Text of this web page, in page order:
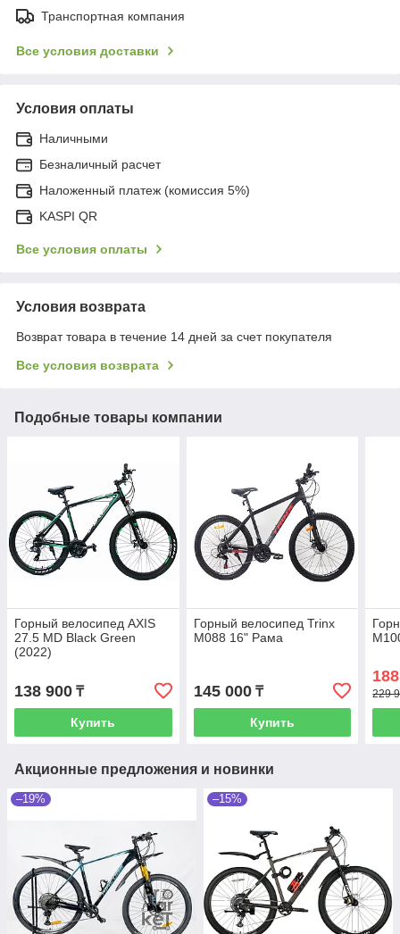
Транспортная компания
Все условия доставки
Условия оплаты
Наличными
Безналичный расчет
Наложенный платеж (комиссия 5%)
KASPI QR
Все условия оплаты
Условия возврата
Возврат товара в течение 14 дней за счет покупателя
Все условия возврата
Подобные товары компании
Горный велосипед AXIS
27.5 MD Black Green
(2022)
138 900 ₸
Купить
Горный велосипед Trinx
M088 16" Рама
145 000₸
Купить
229
Акционные предложения и новинки
–19% –15%